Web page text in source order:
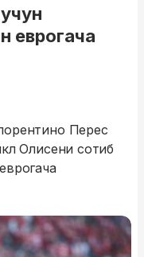
еврогача
Перес
Олисени сотиб